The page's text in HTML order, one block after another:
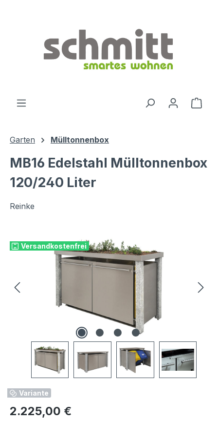
Garten Mülltonnenbox
MB16 Edelstahl Mülltonnenbox
120/240 Liter
Reinke
Versandkostenfrei
Variante
Regulärer Preis:
2.225,00 €